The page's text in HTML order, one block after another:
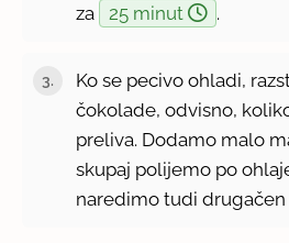
za
25 minut .
Ko se pecivo ohladi,
čokolade, odvisno,
preliva. Dodamo malo
skupaj polijemo po
naredimo tudi drugačen